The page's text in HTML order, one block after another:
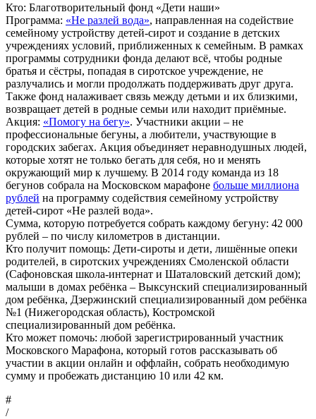
Кто: Благотворительный фонд «Дети наши»
Программа: «Не разлей вода», направленная на содействие
семейному устройству детей-сирот и создание в детских
учреждениях условий, приближенных к семейным. В рамках
программы сотрудники фонда делают всё, чтобы родные
братья и сёстры, попадая в сиротское учреждение, не
разлучались и могли продолжать поддерживать друг друга.
Также фонд налаживает связь между детьми и их близкими,
возвращает детей в родные семьи или находит приёмные.
Акция: «Помогу на бегу». Участники акции – не
профессиональные бегуны, а любители, участвующие в
городских забегах. Акция объединяет неравнодушных людей,
которые хотят не только бегать для себя, но и менять
окружающий мир к лучшему. В 2014 году команда из 18
бегунов собрала на Московском марафоне больше миллиона
рублей на программу содействия семейному устройству
детей-сирот «Не разлей вода».
Сумма, которую потребуется собрать каждому бегуну: 42 000
рублей – по числу километров в дистанции.
Кто получит помощь: Дети-сироты и дети, лишённые опеки
родителей, в сиротских учреждениях Смоленской области
(Сафоновская школа-интернат и Шаталовский детский дом);
малыши в домах ребёнка – Выксунский специализированный
дом ребёнка, Дзержинский специализированный дом ребёнка
№1 (Нижегородская область), Костромской
специализированный дом ребёнка.
Кто может помочь: любой зарегистрированный участник
Московского Марафона, который готов рассказывать об
участии в акции онлайн и оффлайн, собрать необходимую
сумму и пробежать дистанцию 10 или 42 км.
#
/